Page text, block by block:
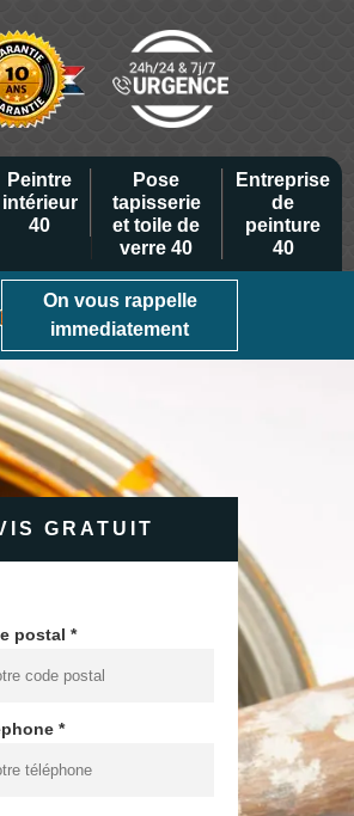
Peintre
intérieur
40
Pose
tapisserie
et toile de
verre 40
Entreprise
de
peinture
40
On vous rappelle
immediatement
GRATUIT
postal *
*